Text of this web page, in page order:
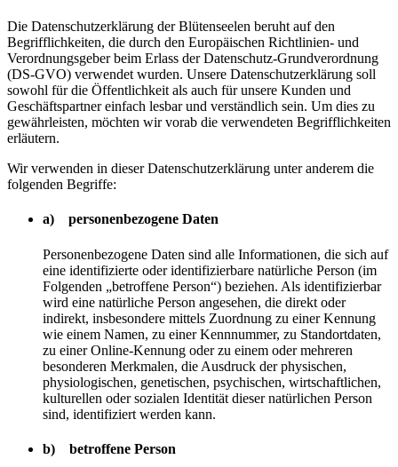
Die Datenschutzerklärung der Blütenseelen beruht auf den
Begrifflichkeiten, die durch den Europäischen Richtlinien- und
Verordnungsgeber beim Erlass der Datenschutz-Grundverordnung
(DS-GVO) verwendet wurden. Unsere Datenschutzerklärung soll
sowohl für die Öffentlichkeit als auch für unsere Kunden und
Geschäftspartner einfach lesbar und verständlich sein. Um dies zu
gewährleisten, möchten wir vorab die verwendeten Begrifflichkeiten
erläutern.
Wir verwenden in dieser Datenschutzerklärung unter anderem die
folgenden Begriffe:
a) personenbezogene Daten
Personenbezogene Daten sind alle Informationen, die sich auf
eine identifizierte oder identifizierbare natürliche Person (im
Folgenden „betroffene Person“) beziehen. Als identifizierbar
wird eine natürliche Person angesehen, die direkt oder
indirekt, insbesondere mittels Zuordnung zu einer Kennung
wie einem Namen, zu einer Kennnummer, zu Standortdaten,
zu einer Online-Kennung oder zu einem oder mehreren
besonderen Merkmalen, die Ausdruck der physischen,
physiologischen, genetischen, psychischen, wirtschaftlichen,
kulturellen oder sozialen Identität dieser natürlichen Person
sind, identifiziert werden kann.
b) betroffene Person